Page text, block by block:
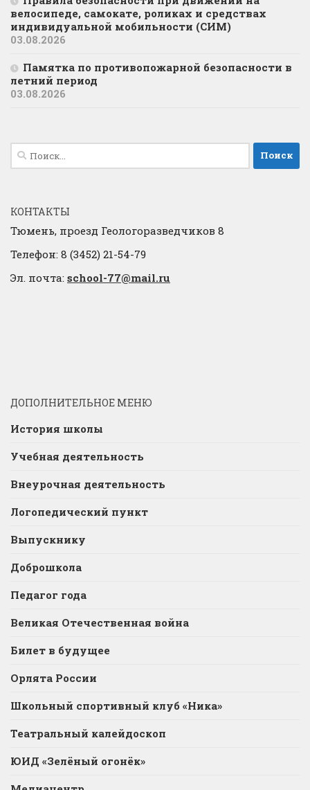
велосипеде, самокате, роликах и средствах
индивидуальной мобильности (СИМ)
03.08.2026
Памятка по противопожарной безопасности в
летний период
03.08.2026
Найти:
КОНТАКТЫ
Тюмень, проезд Геологоразведчиков 8
Телефон: 8 (3452) 21-54-79
Эл. почта: school-77@mail.ru
ДОПОЛНИТЕЛЬНОЕ МЕНЮ
История школы
Учебная деятельность
Внеурочная деятельность
Логопедический пункт
Выпускнику
Доброшкола
Педагог года
Великая Отечественная война
Билет в будущее
Орлята России
Школьный спортивный клуб «Ника»
Театральный калейдоскоп
ЮИД «Зелёный огонёк»